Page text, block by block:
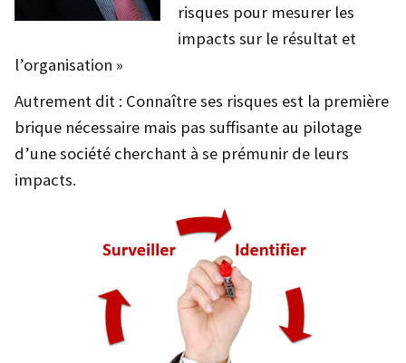
risques pour mesurer les
impacts sur le résultat et
l’organisation »
Autrement dit : Connaître ses risques est la première
brique nécessaire mais pas suffisante au pilotage
d’une société cherchant à se prémunir de leurs
impacts.